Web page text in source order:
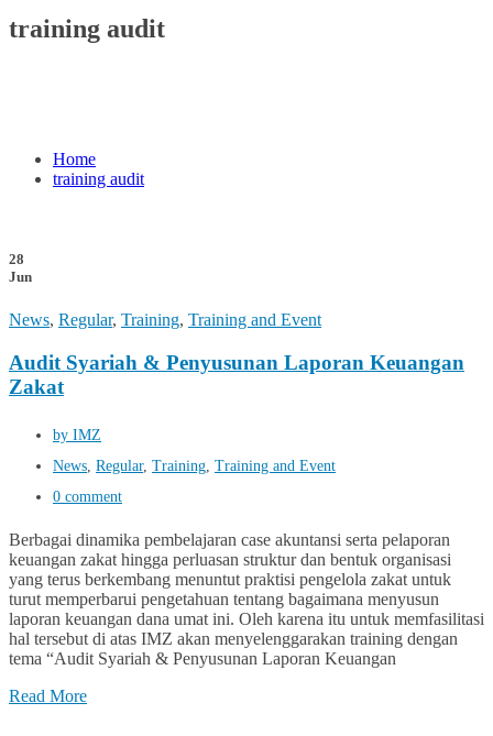
training audit
Home
training audit
28
Jun
News, Regular, Training, Training and Event
Audit Syariah & Penyusunan Laporan Keuangan
Zakat
by IMZ
News Regular, Training Training and Event
0 comment
Berbagai dinamika pembelajaran case akuntansi serta pelaporan
keuangan zakat hingga perluasan struktur dan bentuk organisasi
yang terus berkembang menuntut praktisi pengelola zakat untuk
turut memperbarui pengetahuan tentang bagaimana menyusun
laporan keuangan dana umat ini. Oleh karena itu untuk memfasilitasi
hal tersebut di atas IMZ akan menyelenggarakan training dengan
tema “Audit Syariah & Penyusunan Laporan Keuangan
Read More